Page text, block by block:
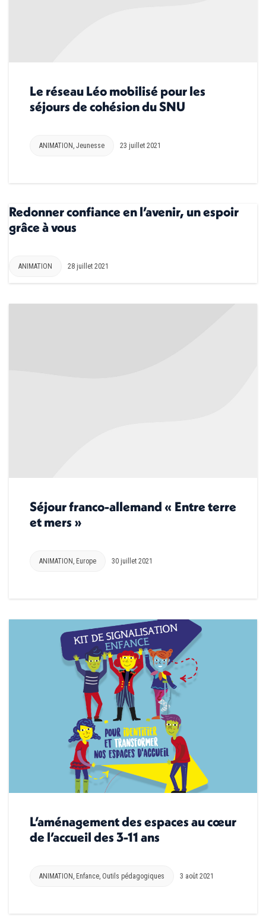
Le réseau Léo mobilisé pour les
séjours de cohésion du SNU
ANIMATION , Jeunesse 23 juillet 2021
Redonner confiance en l’avenir, un espoir
grâce à vous
ANIMATION 28 juillet 2021
Séjour franco-allemand « Entre terre
et mers »
ANIMATION Europe 30 juillet 2021
L’aménagement des espaces au cœur
de l’accueil des 3-11 ans
ANIMATION , Enfance, Outils pédagogiques 3 août 2021